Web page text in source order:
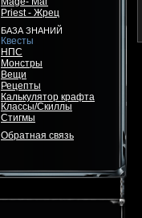
Priest - Жрец
БАЗА ЗНАНИЙ
Квесты
НПС
Монстры
Вещи
Рецепты
Калькулятор крафта
Классы/Скиллы
Стигмы
Обратная связь